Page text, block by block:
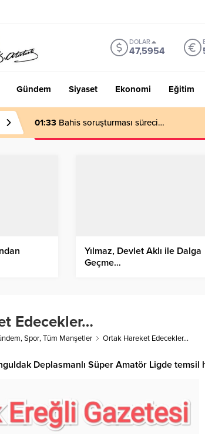
DOLAR
47,5954
Gündem Siyaset Ekonomi Eğitim
01:33 Bahis soruşturması süreci…
Yılmaz, Devlet Aklı ile Dalga
Geçme…
Edecekler…
,Spor,Tüm Manşetler Ortak Hareket Edecekler…
Deplasmanlı Süper Amatör Ligde